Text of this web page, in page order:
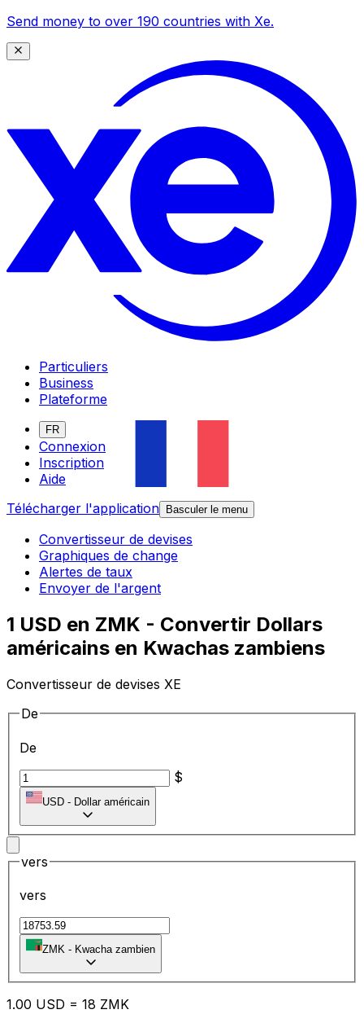
Send money to over 190 countries with Xe.
Particuliers
Business
Plateforme
FR
Connexion
Inscription
Aide
Télécharger l'application
Basculer le menu
Convertisseur de devises
Graphiques de change
Alertes de taux
Envoyer de l'argent
1 USD en ZMK - Convertir Dollars
américains en Kwachas zambiens
Convertisseur de devises XE
De
De
$
USD - Dollar américain
vers
vers
ZMK - Kwacha zambien
1.00 USD = 18 ZMK